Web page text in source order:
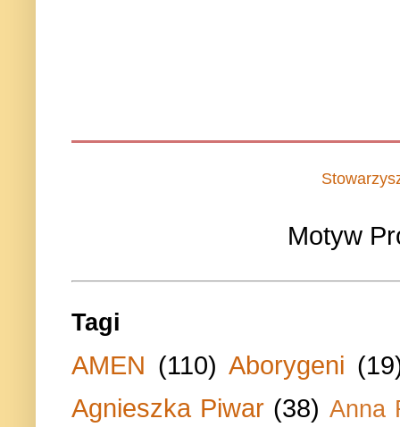
Motyw
Tagi
AMEN (110) Aborygeni
Agnieszka Piwar (38) Anna